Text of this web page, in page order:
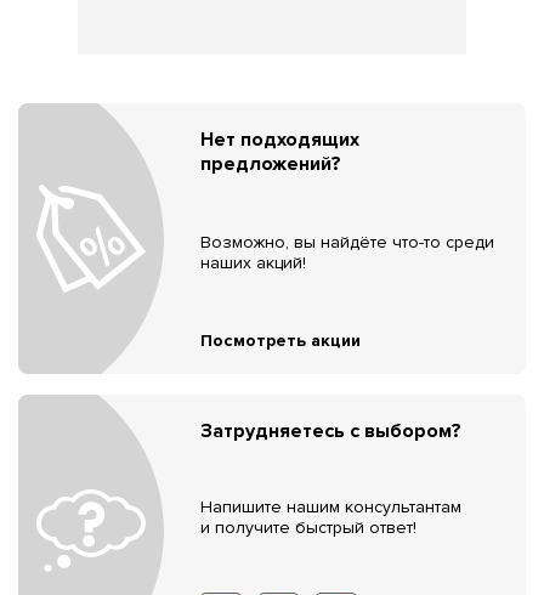
Нет подходящих
предложений?
Возможно, вы найдёте что-то среди
наших акций!
Посмотреть акции
Затрудняетесь с выбором?
Напишите нашим консультантам
и получите быстрый ответ!